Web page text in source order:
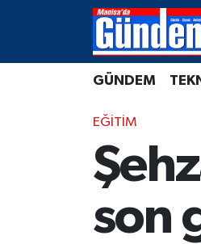
GÜNDEM
EĞİTİM
son
Manisa Hava Durumu
Süper Lig Puan Durumu
Tüm Manşetler
Son Dakika Haberleri